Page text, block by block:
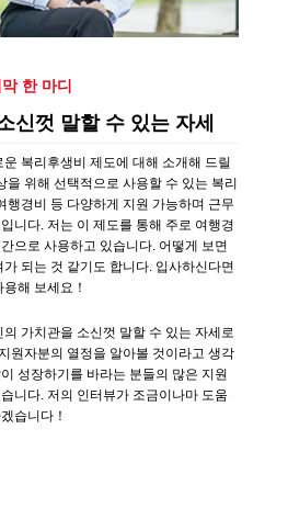
한 마디
신껏 말할 수 있는 자세
복리후생비 제도에 대해 소개해 드릴
을 위해 선택적으로 사용할 수 있는 복리
행경비 등 다양하게 지원 가능하며 근무
니다. 저는 이 제도를 통해 주로 여행경
으로 사용하고 있습니다. 어떻게 보면
되는 것 같기도 합니다. 입사하신다면
해 보세요！
가치관을 소신껏 말할 수 있는 자세로
원자분의 열정을 알아볼 것이라고 생각
성장하기를 바라는 분들의 많은 지원
니다. 저의 인터뷰가 조금이나마 도움
습니다！